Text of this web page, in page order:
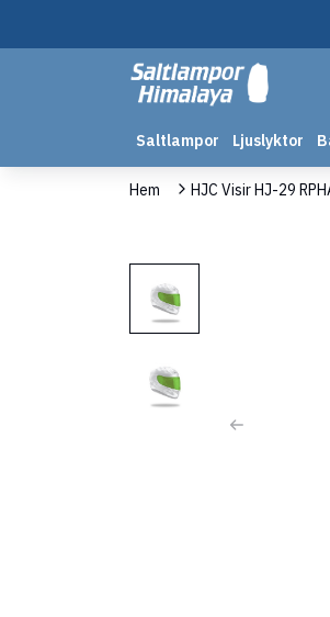
Saltlampor Ljuslyktor
Hem HJC Visir HJ-29